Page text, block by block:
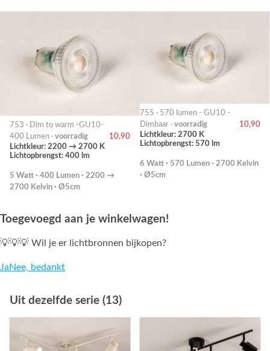
753 · Dim to warm -GU10-
400 Lumen · voorradig
10,90
Lichtkleur: 2200 → 2700 K
Lichtopbrengst: 400 lm
5 Watt · 400 Lumen · 2200 →
2700 Kelvin · Ø5cm
755 · 570 lumen - GU10 -
Dimbaar · voorradig
10,90
Lichtkleur: 2700 K
Lichtopbrengst: 570 lm
6 Watt · 570 Lumen · 2700 Kelvin
· Ø5cm
Toegevoegd aan je winkelwagen!
💡💡💡 Wil je er lichtbronnen bijkopen?
JaNee, bedankt
Uit dezelfde serie (13)